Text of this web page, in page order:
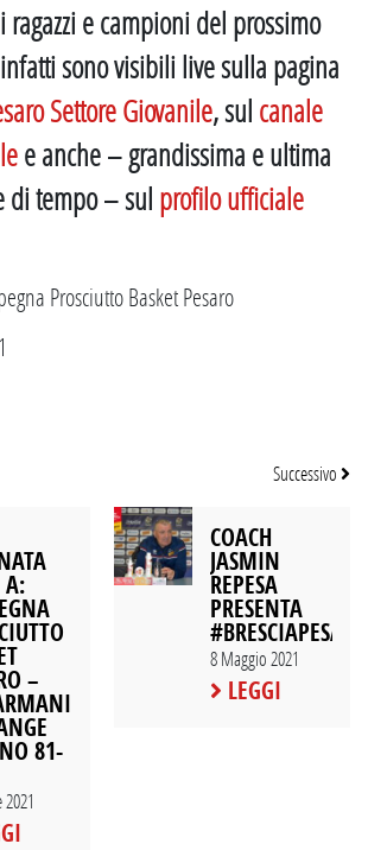
ragazzi e campioni del prossimo
sono visibili live sulla pagina
Settore Giovanile, sul canale
e anche – grandissima e ultima
di tempo – sul profilo ufficiale
Prosciutto Basket Pesaro
A:
–
81-
Successivo
COACH
JASMIN
REPESA
PRESENTA
8 Maggio 2021
LEGGI